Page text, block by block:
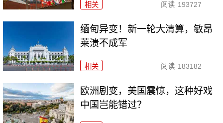
相关 阅读 193727
缅甸异变！新一轮大清算，敏昂
莱溃不成军
相关 阅读 183182
欧洲剧变，美国震惊，这种好戏
中国岂能错过？